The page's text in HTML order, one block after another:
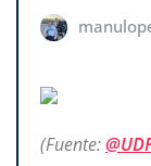
(Fuente: